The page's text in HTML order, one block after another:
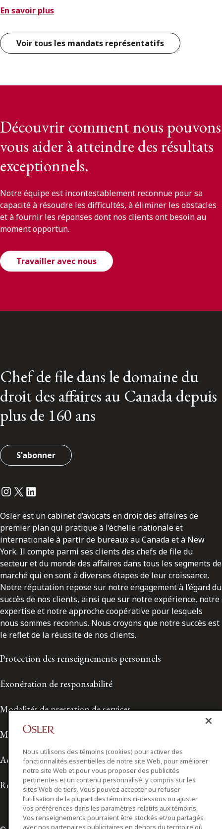
En savoir plus
Voir tous les mandats représentatifs
Découvrir comment nous pouvons
vous aider à atteindre des résultats
exceptionnels.
Notre équipe est incontestablement reconnue pour sa
capacité à résoudre les difficultés, à éliminer les obstacles
et à fournir les réponses dont nos clients ont besoin au
moment opportun.
Travailler avec nous
Chef de file dans le domaine du
droit des affaires au Canada depuis
plus de 160 ans
S'abonner
Instagram
Twitter
LinkedIn
Osler est un cabinet d’avocats en droit des affaires de
premier plan qui pratique à l’échelle nationale et
internationale à partir de bureaux au Canada et à New
York. Il compte parmi ses clients des chefs de file du
secteur et du monde des affaires dans tous les segments de
marché qui en sont à diverses étapes de leur croissance.
Notre réputation repose sur notre engagement à l’égard du
succès de nos clients, ainsi que sur notre expérience, notre
expertise et notre approche coopérative pour lesquels
nous sommes reconnus. Nous croyons que notre succès est
le reflet de la réussite de nos clients.
Protection des renseignements personnels
Exonération de responsabilité
Modalités de prestation de services
Modalités d'utilisation
Accessibilité
Relations avec les médias
Nous utilisons des témoins (cookies) pour activer des
fonctionnalités essentielles de notre site Web, pour améliorer
notre site Web et pour vous proposer des publicités
pertinentes et un contenu personnalisé, y compris sur les
sites Web de tiers. Vous pouvez accepter ou refuser
l’utilisation de la plupart des témoins ci-dessous ou ajuster
vos préférences dans les paramètres relatifs aux témoins.
Vos renseignements pourraient être stockés et/ou partagés
avec nos partenaires publicitaires en dehors du territoire où